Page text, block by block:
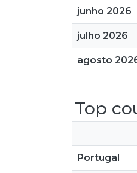
junho 2026
julho 2026
agosto
Top
Portugal